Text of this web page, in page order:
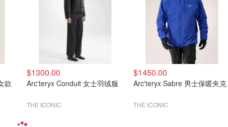
款
$1300.00
Arc'teryx Conduit 女士羽绒服
THE ICONIC
$1450.00
Arc'teryx Sabre 男士保暖夹克
THE ICONIC